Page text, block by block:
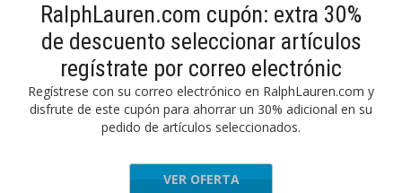
RalphLauren.com cupón: extra 30%
de descuento seleccionar artículos
regístrate por correo electrónic
Regístrese con su correo electrónico en RalphLauren.com y
disfrute de este cupón para ahorrar un 30% adicional en su
pedido de artículos seleccionados.
VER OFERTA